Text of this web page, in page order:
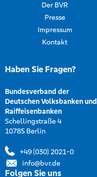
Der BVR
Presse
Impressum
Kontakt
Haben Sie Fragen?
Bundesverband der
Deutschen Volksbanken und
Raiffeisenbanken
Schellingstraße 4
10785 Berlin
+49 (030) 2021-0
info@bvr.de
Folgen Sie uns